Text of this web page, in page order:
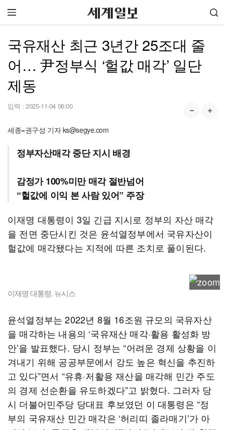
국유재산 최근 3년간 25조대 줄
어… 尹정부식 ‘헐값 매각’ 일단
제동
입력 : 2025-11-04 06:00
세종=권구성 기자 ks@segye.com
정부자산매각 중단 지시 배경
감정가 100%미만 매각 절반넘어
“헐값에 이익 본 사람 있어” 주장
이재명 대통령이 3일 긴급 지시로 정부의 자산 매각
을 전면 중단시킨 것은 윤석열정부에서 국유자산이
헐값에 매각됐다는 지적에 따른 조치로 풀이된다.
이재명 대통령. 뉴시스
윤석열정부는 2022년 8월 16조원 규모의 국유자산
을 매각하는 내용의 ‘국유재산 매각·활용 활성화 방
안’을 발표했다. 당시 정부는 “어려운 경제 상황을 이
겨내기 위해 공공부문에서 강도 높은 혁신을 추진하
고 있다”면서 “유휴·저활용 재산을 매각해 민간 주도
의 경제 선순환을 유도하겠다”고 밝혔다. 그러자 당
시 더불어민주당 당대표 후보였던 이 대통령은 “정
부의 국유재산 민간 매각은 ‘허리띠 졸라매기’가 아